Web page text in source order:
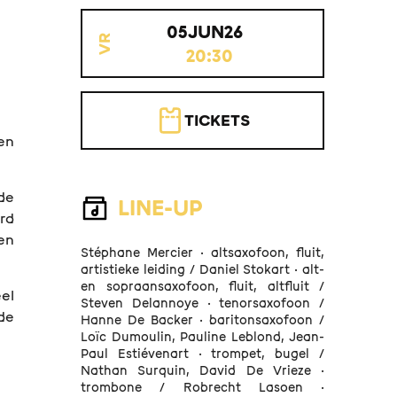
VR 05JUN26
20:30
TICKETS
LINE-UP
Stéphane Mercier · altsaxofoon, fluit,
artistieke leiding / Daniel Stokart · alt-
en sopraansaxofoon, fluit, altfluit /
Steven Delannoye · tenorsaxofoon /
Hanne De Backer · baritonsaxofoon /
Loïc Dumoulin, Pauline Leblond, Jean-
Paul Estiévenart · trompet, bugel /
Nathan Surquin, David De Vrieze ·
trombone / Robrecht Lasoen ·